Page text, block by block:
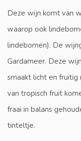
Deze wijn komt van
waarop ook
lindebomen). De
Gardameer. Deze
smaakt licht en
van tropisch fruit
fraai in balans
tinteltje.